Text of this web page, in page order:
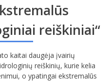
Grąžinti
viską
pradinę
būseną
cached
reiškiniai“
kaitai daugėja įvairių
reiškinių, kurie kelia
o ypatingai ekstremalūs